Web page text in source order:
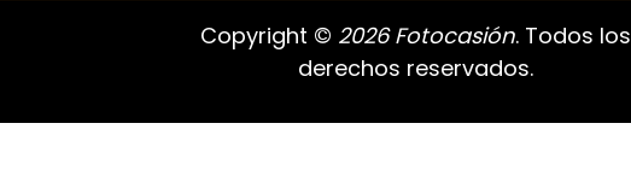
Copyright © 2026 Fotocasión. Todos los
derechos reservados.